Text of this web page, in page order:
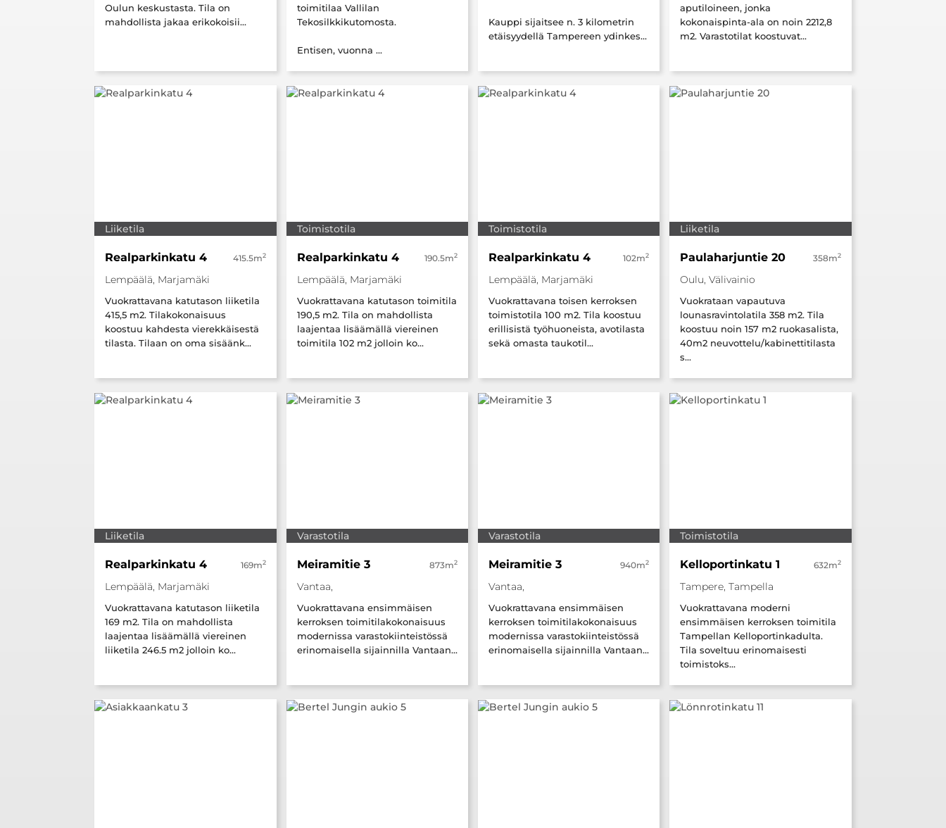
Oulun keskustasta. Tila on
mahdollista jakaa erikokoisii...
toimitilaa Vallilan
Tekosilkkikutomosta.
Entisen, vuonna ...
Kauppi sijaitsee n. 3 kilometrin
etäisyydellä Tampereen ydinkes...
aputiloineen, jonka
kokonaispinta-ala on noin 2212,8
m2. Varastotilat koostuvat...
Liiketila
Realparkinkatu 4 415.5m2
Lempäälä, Marjamäki
Vuokrattavana katutason liiketila
415,5 m2. Tilakokonaisuus
koostuu kahdesta vierekkäisestä
tilasta. Tilaan on oma sisäänk...
Toimistotila
Realparkinkatu 4 190.5m2
Lempäälä, Marjamäki
Vuokrattavana katutason toimitila
190,5 m2. Tila on mahdollista
laajentaa lisäämällä viereinen
toimitila 102 m2 jolloin ko...
Toimistotila
Realparkinkatu 4 102m2
Lempäälä, Marjamäki
Vuokrattavana toisen kerroksen
toimistotila 100 m2. Tila koostuu
erillisistä työhuoneista, avotilasta
sekä omasta taukotil...
Liiketila
Paulaharjuntie 20 358m2
Oulu, Välivainio
Vuokrataan vapautuva
lounasravintolatila 358 m2. Tila
koostuu noin 157 m2 ruokasalista,
40m2 neuvottelu/kabinettitilasta
s...
Liiketila
Realparkinkatu 4 169m2
Lempäälä, Marjamäki
Vuokrattavana katutason liiketila
169 m2. Tila on mahdollista
laajentaa lisäämällä viereinen
liiketila 246.5 m2 jolloin ko...
Varastotila
Meiramitie 3 873m2
Vantaa,
Vuokrattavana ensimmäisen
kerroksen toimitilakokonaisuus
modernissa varastokiinteistössä
erinomaisella sijainnilla Vantaan...
Varastotila
Meiramitie 3 940m2
Vantaa,
Vuokrattavana ensimmäisen
kerroksen toimitilakokonaisuus
modernissa varastokiinteistössä
erinomaisella sijainnilla Vantaan...
Toimistotila
Kelloportinkatu 1 632m2
Tampere, Tampella
Vuokrattavana moderni
ensimmäisen kerroksen toimitila
Tampellan Kelloportinkadulta.
Tila soveltuu erinomaisesti
toimistoks...